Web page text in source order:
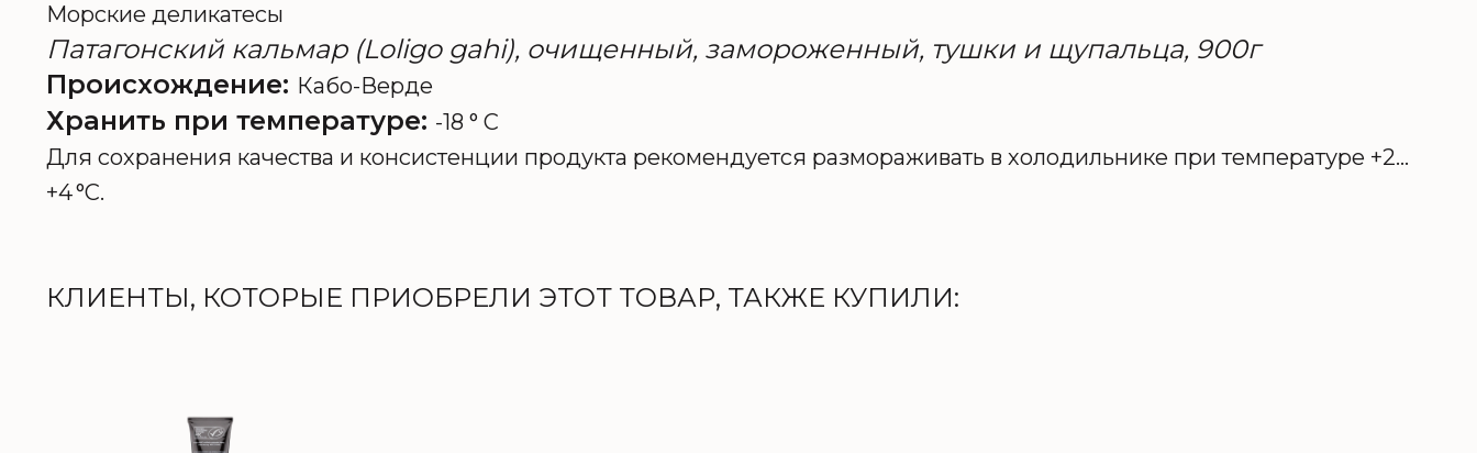
Морские деликатесы
Патагонский кальмар (Loligo gahi), очищенный, замороженный, тушки и щупальца, 900г
Происхождение: Кабо-Верде
Хранить при температуре: -18 ° C
Для сохранения качества и консистенции продукта рекомендуется размораживать в холодильнике при температуре +2…
+4 °C.
КЛИЕНТЫ, КОТОРЫЕ ПРИОБРЕЛИ ЭТОТ ТОВАР, ТАКЖЕ КУПИЛИ: